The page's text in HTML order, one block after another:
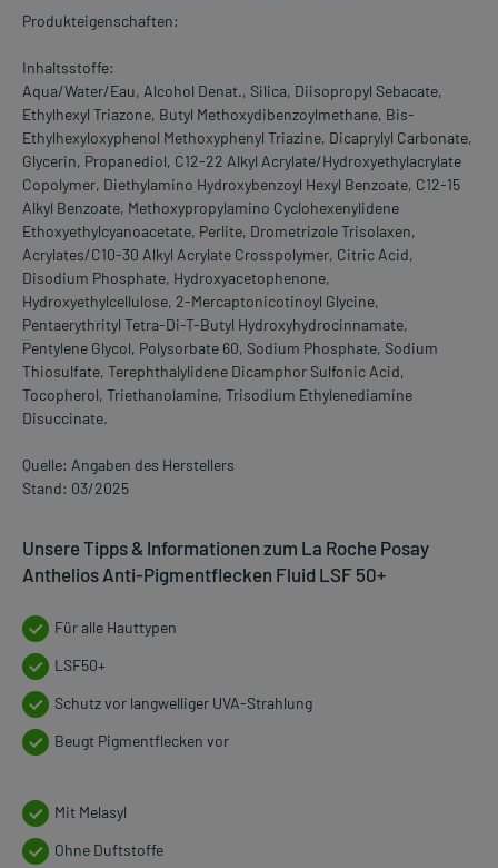
Produkteigenschaften:
Inhaltsstoffe:
Aqua/Water/Eau, Alcohol Denat., Silica, Diisopropyl Sebacate,
Ethylhexyl Triazone, Butyl Methoxydibenzoylmethane, Bis-
Ethylhexyloxyphenol Methoxyphenyl Triazine, Dicaprylyl Carbonate,
Glycerin, Propanediol, C12-22 Alkyl Acrylate/Hydroxyethylacrylate
Copolymer, Diethylamino Hydroxybenzoyl Hexyl Benzoate, C12-15
Alkyl Benzoate, Methoxypropylamino Cyclohexenylidene
Ethoxyethylcyanoacetate, Perlite, Drometrizole Trisolaxen,
Acrylates/C10-30 Alkyl Acrylate Crosspolymer, Citric Acid,
Disodium Phosphate, Hydroxyacetophenone,
Hydroxyethylcellulose, 2-Mercaptonicotinoyl Glycine,
Pentaerythrityl Tetra-Di-T-Butyl Hydroxyhydrocinnamate,
Pentylene Glycol, Polysorbate 60, Sodium Phosphate, Sodium
Thiosulfate, Terephthalylidene Dicamphor Sulfonic Acid,
Tocopherol, Triethanolamine, Trisodium Ethylenediamine
Disuccinate.
Quelle: Angaben des Herstellers
Stand: 03/2025
Unsere Tipps & Informationen zum La Roche Posay
Anthelios Anti-Pigmentflecken Fluid LSF 50+
Für alle Hauttypen
LSF50+
Schutz vor langwelliger UVA-Strahlung
Beugt Pigmentflecken vor
Mit Melasyl
Ohne Duftstoffe